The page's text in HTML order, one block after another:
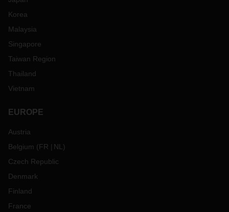
Korea
Malaysia
Singapore
Taiwan Region
Thailand
Vietnam
EUROPE
Austria
Belgium (FR NL )
Czech Republic
Denmark
Finland
France